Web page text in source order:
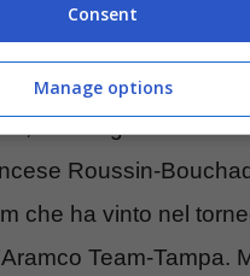
inglese, e la
rispettivamente
Roussin-
che ha vinto nel
Team-Tampa.
Consent
Manage options